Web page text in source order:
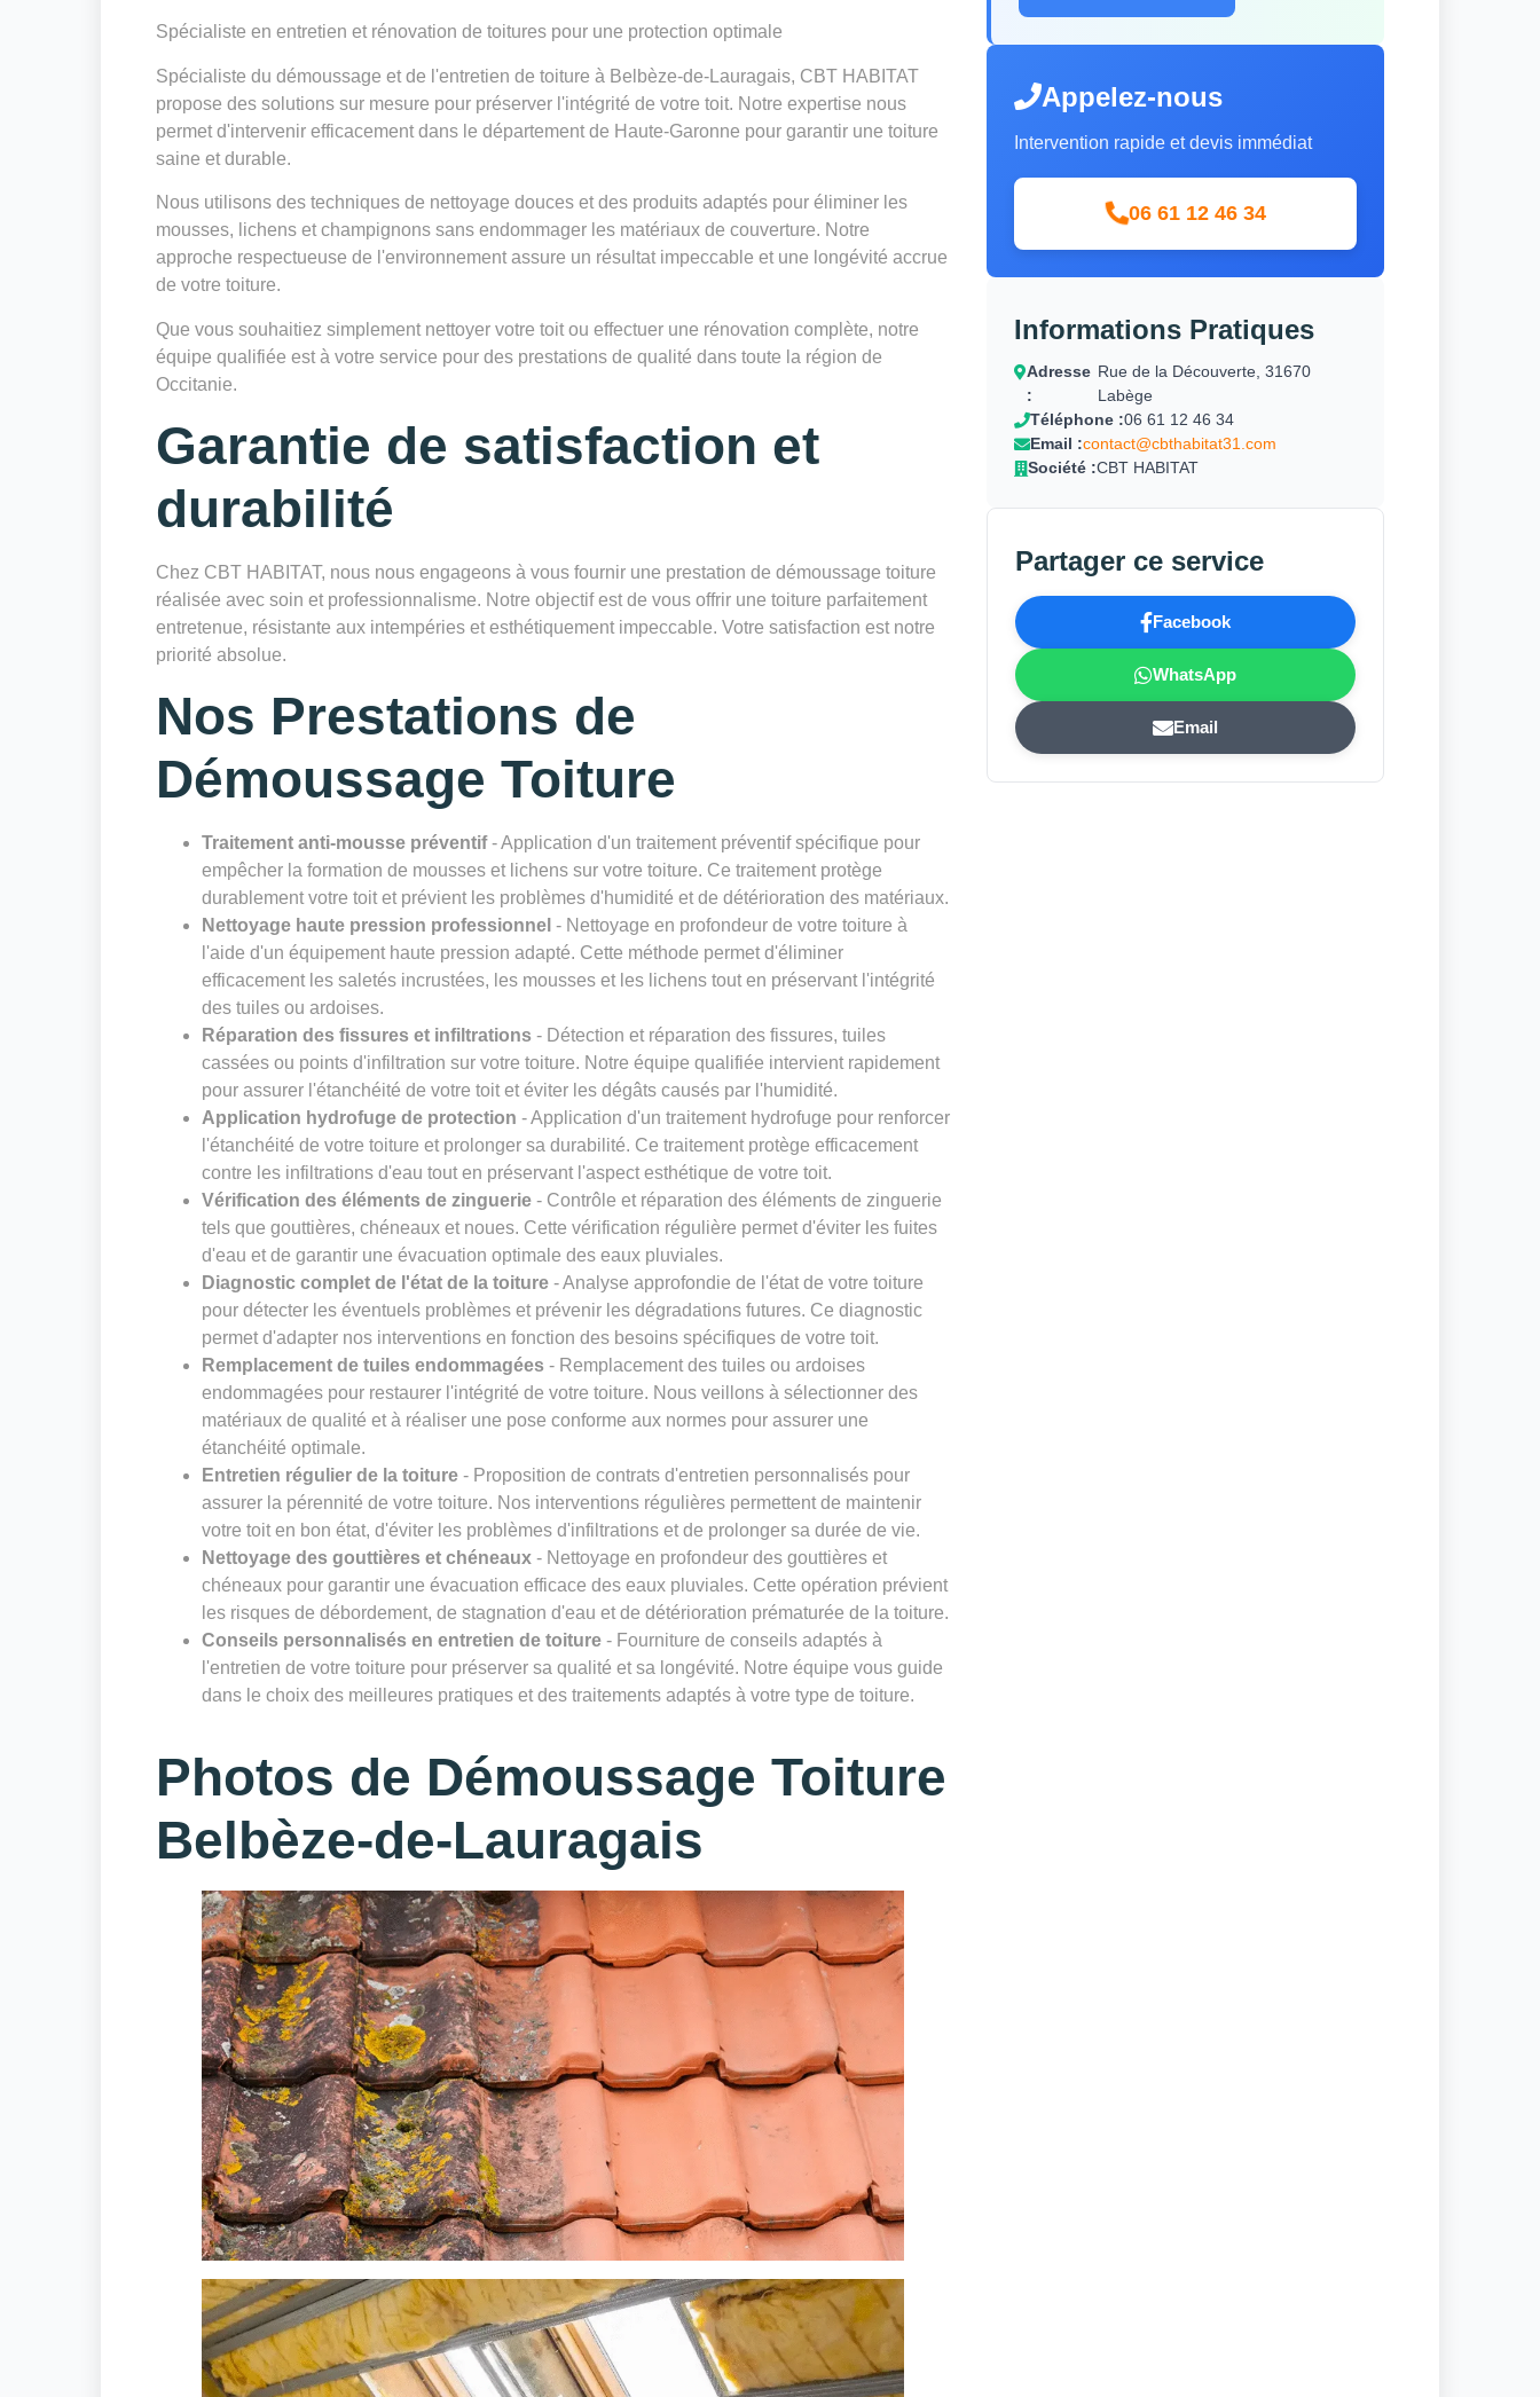
Spécialiste en entretien et rénovation de toitures pour une protection optimale
Spécialiste du démoussage et de l'entretien de toiture à Belbèze-de-Lauragais, CBT HABITAT
propose des solutions sur mesure pour préserver l'intégrité de votre toit. Notre expertise nous
permet d'intervenir efficacement dans le département de Haute-Garonne pour garantir une toiture
saine et durable.
Nous utilisons des techniques de nettoyage douces et des produits adaptés pour éliminer les
mousses, lichens et champignons sans endommager les matériaux de couverture. Notre
approche respectueuse de l'environnement assure un résultat impeccable et une longévité accrue
de votre toiture.
Que vous souhaitiez simplement nettoyer votre toit ou effectuer une rénovation complète, notre
équipe qualifiée est à votre service pour des prestations de qualité dans toute la région de
Occitanie.
Garantie de satisfaction et
durabilité
Chez CBT HABITAT, nous nous engageons à vous fournir une prestation de démoussage toiture
réalisée avec soin et professionnalisme. Notre objectif est de vous offrir une toiture parfaitement
entretenue, résistante aux intempéries et esthétiquement impeccable. Votre satisfaction est notre
priorité absolue.
Nos Prestations de
Démoussage Toiture
Traitement anti-mousse préventif- Application d'un traitement préventif spécifique pour
empêcher la formation de mousses et lichens sur votre toiture. Ce traitement protège
durablement votre toit et prévient les problèmes d'humidité et de détérioration des matériaux.
Nettoyage haute pression professionnel - Nettoyage en profondeur de votre toiture à
l'aide d'un équipement haute pression adapté. Cette méthode permet d'éliminer
efficacement les saletés incrustées, les mousses et les lichens tout en préservant l'intégrité
des tuiles ou ardoises.
Réparation des fissures et infiltrations - Détection et réparation des fissures, tuiles
cassées ou points d'infiltration sur votre toiture. Notre équipe qualifiée intervient rapidement
pour assurer l'étanchéité de votre toit et éviter les dégâts causés par l'humidité.
Application hydrofuge de protection - Application d'un traitement hydrofuge pour renforcer
l'étanchéité de votre toiture et prolonger sa durabilité. Ce traitement protège efficacement
contre les infiltrations d'eau tout en préservant l'aspect esthétique de votre toit.
Vérification des éléments de zinguerie - Contrôle et réparation des éléments de zinguerie
tels que gouttières, chéneaux et noues. Cette vérification régulière permet d'éviter les fuites
d'eau et de garantir une évacuation optimale des eaux pluviales.
Diagnostic complet de l'état de la toiture - Analyse approfondie de l'état de votre toiture
pour détecter les éventuels problèmes et prévenir les dégradations futures. Ce diagnostic
permet d'adapter nos interventions en fonction des besoins spécifiques de votre toit.
Remplacement de tuiles endommagées - Remplacement des tuiles ou ardoises
endommagées pour restaurer l'intégrité de votre toiture. Nous veillons à sélectionner des
matériaux de qualité et à réaliser une pose conforme aux normes pour assurer une
étanchéité optimale.
Entretien régulier de la toiture - Proposition de contrats d'entretien personnalisés pour
assurer la pérennité de votre toiture. Nos interventions régulières permettent de maintenir
votre toit en bon état, d'éviter les problèmes d'infiltrations et de prolonger sa durée de vie.
Nettoyage des gouttières et chéneaux - Nettoyage en profondeur des gouttières et
chéneaux pour garantir une évacuation efficace des eaux pluviales. Cette opération prévient
les risques de débordement, de stagnation d'eau et de détérioration prématurée de la toiture.
Conseils personnalisés en entretien de toiture - Fourniture de conseils adaptés à
l'entretien de votre toiture pour préserver sa qualité et sa longévité. Notre équipe vous guide
dans le choix des meilleures pratiques et des traitements adaptés à votre type de toiture.
Photos de Démoussage Toiture
Belbèze-de-Lauragais
Appelez-nous
Intervention rapide et devis immédiat
06 61 12 46 34
Informations Pratiques
Adresse
:
Rue de la Découverte, 31670
Labège
Téléphone :06 61 12 46 34
Email :contact@cbthabitat31.com
Société :CBT HABITAT
Partager ce service
Facebook
WhatsApp
Email